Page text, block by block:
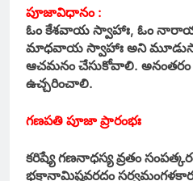
పూజావిధానం :
ఓం కేశవాయ స్వాహాః, ఓం
మాధవాయ స్వాహాః అని
ఆచమనం చేసుకోవాలి. అనంతరం
ఉచ్చరించాలి.
గణపతి పూజా ప్రారంభః
కరిష్యే గణనాధస్య వ్రతం
భక్తానామిష్టవరదం